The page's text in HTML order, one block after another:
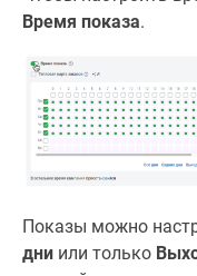
Время показа.
Показы можно
дни или только